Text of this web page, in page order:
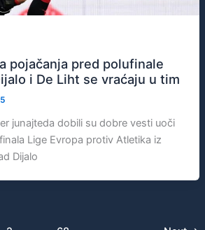
pojačanja pred polufinale
i De Liht se vraćaju u tim
junajteda dobili su dobre vesti uoči
Lige Evropa protiv Atletika iz
Dijalo